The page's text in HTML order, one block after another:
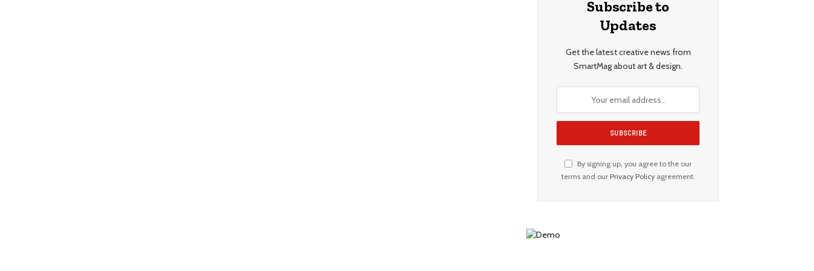
Subscribe to
Updates
Get the latest creative news from
SmartMag about art & design.
By signing up, you agree to the our
terms and our Privacy Policyagreement.